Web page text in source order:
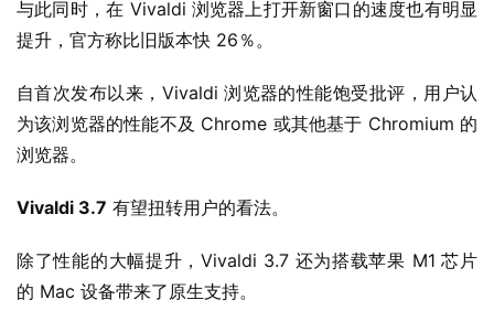
业
界
W
n
1
与此同时，在 Vivaldi 浏览器上打开新窗口的速度也有明显
提升，官方称比旧版本快 26％。
自首次发布以来，Vivaldi 浏览器的性能饱受批评，用户认
为该浏览器的性能不及 Chrome 或其他基于 Chromium 的
浏览器。
Vivaldi 3.7 有望扭转用户的看法。
除了性能的大幅提升，Vivaldi 3.7 还为搭载苹果 M1 芯片
的 Mac 设备带来了原生支持。